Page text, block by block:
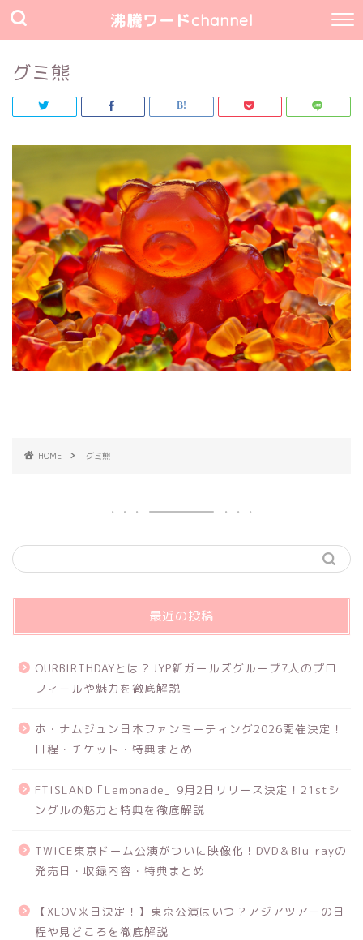
沸騰ワードchannel
グミ熊
HOME グミ熊
最近の投稿
OURBIRTHDAYとは？JYP新ガールズグループ7人のプロ
フィールや魅力を徹底解説
ホ・ナムジュン日本ファンミーティング2026開催決定！
日程・チケット・特典まとめ
FTISLAND「Lemonade」9月2日リリース決定！21stシ
ングルの魅力と特典を徹底解説
TWICE東京ドーム公演がついに映像化！DVD＆Blu-rayの
発売日・収録内容・特典まとめ
【XLOV来日決定！】東京公演はいつ？アジアツアーの日
程や見どころを徹底解説